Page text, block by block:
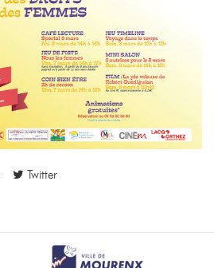
Twitter